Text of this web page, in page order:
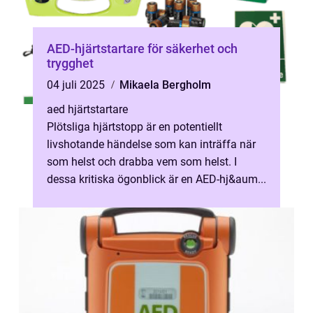
AED-hjärtstartare för säkerhet och
trygghet
04 juli 2025
Mikaela Bergholm
aed hjärtstartare
Plötsliga hjärtstopp är en potentiellt
livshotande händelse som kan inträffa när
som helst och drabba vem som helst. I
dessa kritiska ögonblick är en AED-hj&aum...